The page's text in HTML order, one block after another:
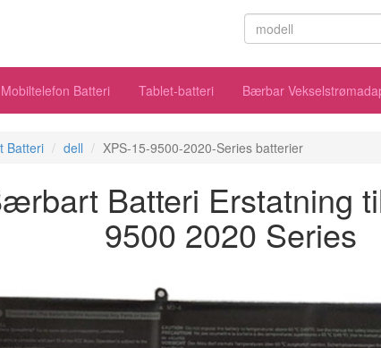
Mobiltelefon Batteri Tablet-batteri Bærbar
Batteri dell XPS-15-9500-2020-Series batterier
Batteri Erstatning
9500 2020 Series